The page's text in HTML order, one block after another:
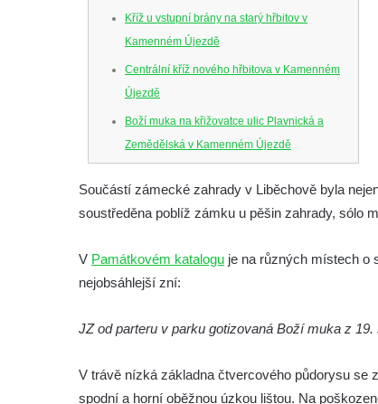
Kříž u vstupní brány na starý hřbitov v
Kamenném Újezdě
Centrální kříž nového hřbitova v Kamenném
Újezdě
Boží muka na křižovatce ulic Plavnická a
Zemědělská v Kamenném Újezdě
v Kamenném Újezdě
Kříž na křižovatce ulic 5. května a Dělnická
Kříž v Dělnické ulici v Kamenném Újezdě
Malší ve Velešíně
Kříž u kostela svatého Václava ve Velešíně
Součástí zámecké zahrady v Liběchově byla
soustředěna poblíž zámku u pěšin zahrady, sólo
V Památkovém katalogu je na různých místech o
nejobsáhlejší zní:
JZ od parteru v parku gotizovaná Boží muka z 19.
V trávě nízká základna čtvercového půdorysu se
spodní a horní oběžnou úzkou lištou. Na